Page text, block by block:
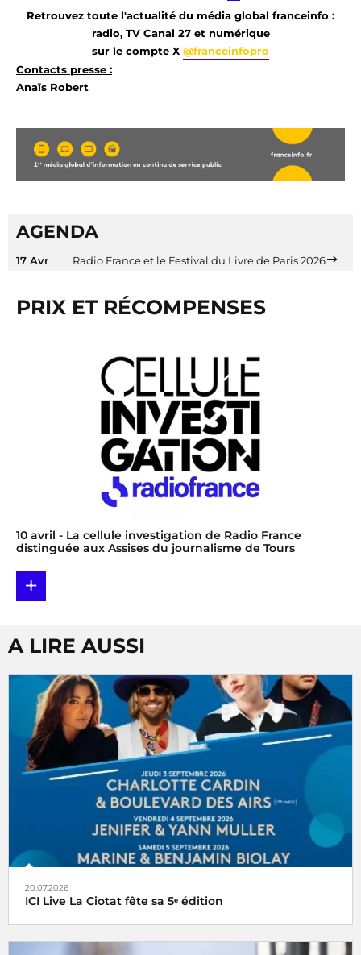
Retrouvez toute l'actualité du média global franceinfo :
radio, TV Canal 27 et numérique
sur le compte X @franceinfopro
Contacts presse :
Anaïs Robert
AGENDA
17 Avr Radio France et le Festival du Livre de Paris 2026
PRIX ET RÉCOMPENSES
10 avril - La cellule investigation de Radio France
distinguée aux Assises du journalisme de Tours
+
A LIRE AUSSI
20.07.2026
ICI Live La Ciotat fête sa 5ᵉ édition